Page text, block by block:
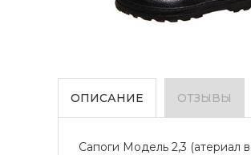
ОПИСАНИЕ ОТЗЫВЫ
Сапоги Модель 2,3 (атериал